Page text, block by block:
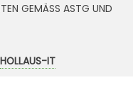
GEMÄSS ASTG UND
HOLLAUS-IT